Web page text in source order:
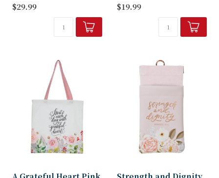
風格。這款托特包專為尋求既
具深意又時尚的鼓舞方式的基
督徒女性而設計。
$29.99
——祂應許在您人生每一步都
賜予復甦、引導與祝福。
這款鼠尾草綠...
$19.99